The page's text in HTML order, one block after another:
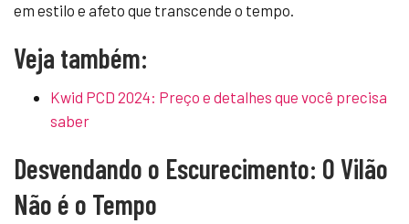
em estilo e afeto que transcende o tempo.
Veja também:
Kwid PCD 2024: Preço e detalhes que você precisa
saber
Desvendando o Escurecimento: O Vilão
Não é o Tempo